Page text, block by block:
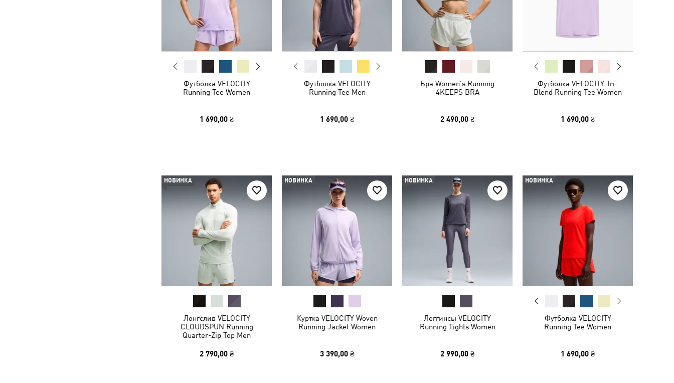
Футболка VELOCITY
Running Tee Women
1 690,00 ₴
Футболка VELOCITY
Running Tee Men
1 690,00 ₴
Бра Women's Running
4KEEPS BRA
2 490,00 ₴
Футболка VELOCITY Tri-
Blend Running Tee Women
1 690,00 ₴
НОВИНКА
Лонгслив VELOCITY
CLOUDSPUN Running
Quarter-Zip Top Men
2 790,00 ₴
НОВИНКА
Куртка VELOCITY Woven
Running Jacket Women
3 390,00 ₴
НОВИНКА
Леггинсы VELOCITY
Running Tights Women
2 990,00 ₴
НОВИНКА
Футболка VELOCITY
Running Tee Women
1 690,00 ₴